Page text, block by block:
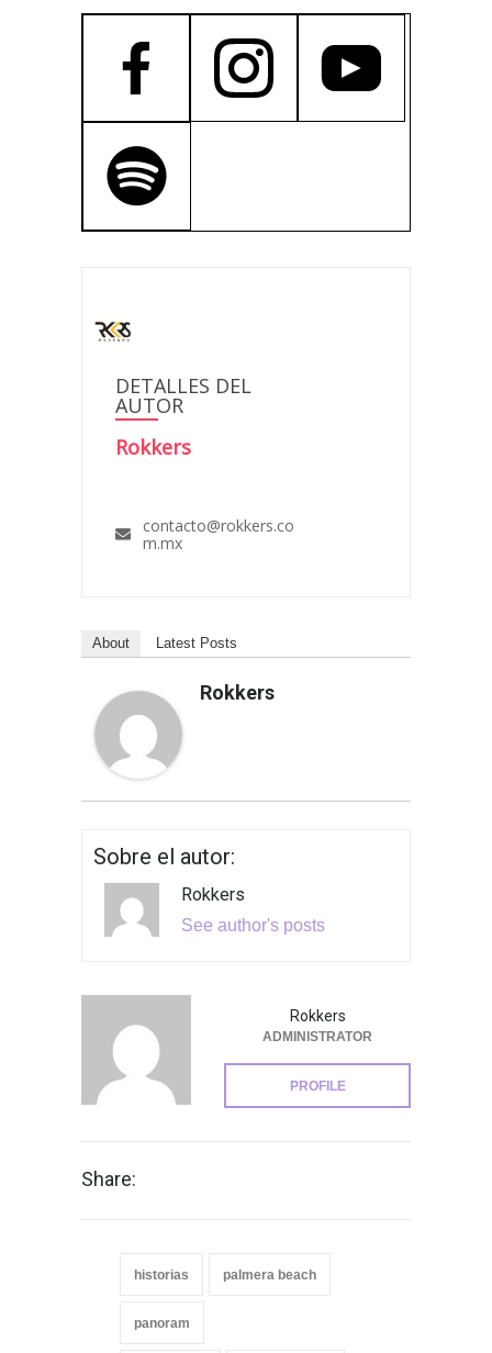
DETALLES DEL
AUTOR
Rokkers
contacto@rokkers.co
m.mx
About Latest Posts
Rokkers
Sobre el autor:
Rokkers
See author's posts
Rokkers
ADMINISTRATOR
PROFILE
Share:
historias palmera beach
panoram